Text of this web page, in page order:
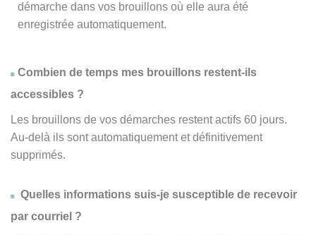
démarche dans vos brouillons où elle aura été
enregistrée automatiquement.
Combien de temps mes brouillons restent-ils
accessibles ?
Les brouillons de vos démarches restent actifs 60 jours.
Au-delà ils sont automatiquement et définitivement
supprimés.
Quelles informations suis-je susceptible de recevoir
par courriel ?